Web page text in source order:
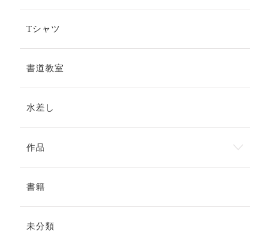
Tシャツ
書道教室
水差し
作品
書籍
未分類